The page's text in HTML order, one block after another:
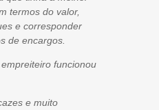
termos do valor,
e corresponder
de encargos.
funcionou
e muito